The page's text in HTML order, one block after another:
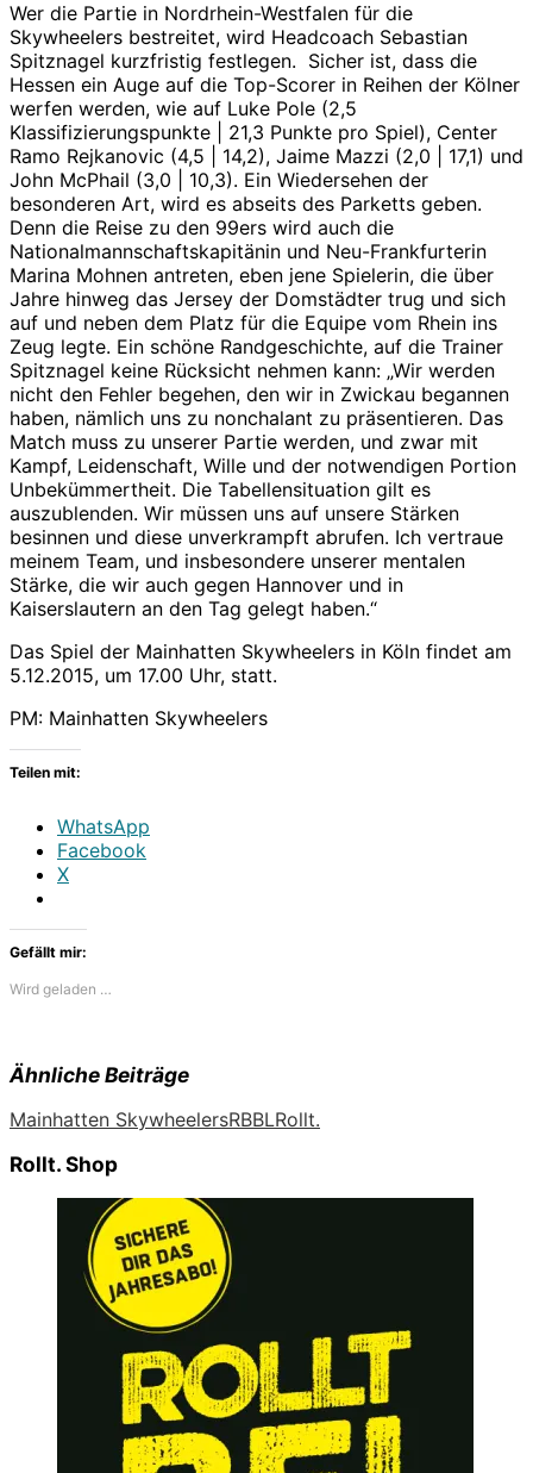
Wer die Partie in Nordrhein-Westfalen für die
Skywheelers bestreitet, wird Headcoach Sebastian
Spitznagel kurzfristig festlegen. Sicher ist, dass die
Hessen ein Auge auf die Top-Scorer in Reihen der Kölner
werfen werden, wie auf Luke Pole (2,5
Klassifizierungspunkte | 21,3 Punkte pro Spiel), Center
Ramo Rejkanovic (4,5 | 14,2), Jaime Mazzi (2,0 | 17,1) und
John McPhail (3,0 | 10,3). Ein Wiedersehen der
besonderen Art, wird es abseits des Parketts geben.
Denn die Reise zu den 99ers wird auch die
Nationalmannschaftskapitänin und Neu-Frankfurterin
Marina Mohnen antreten, eben jene Spielerin, die über
Jahre hinweg das Jersey der Domstädter trug und sich
auf und neben dem Platz für die Equipe vom Rhein ins
Zeug legte. Ein schöne Randgeschichte, auf die Trainer
Spitznagel keine Rücksicht nehmen kann: „Wir werden
nicht den Fehler begehen, den wir in Zwickau begannen
haben, nämlich uns zu nonchalant zu präsentieren. Das
Match muss zu unserer Partie werden, und zwar mit
Kampf, Leidenschaft, Wille und der notwendigen Portion
Unbekümmertheit. Die Tabellensituation gilt es
auszublenden. Wir müssen uns auf unsere Stärken
besinnen und diese unverkrampft abrufen. Ich vertraue
meinem Team, und insbesondere unserer mentalen
Stärke, die wir auch gegen Hannover und in
Kaiserslautern an den Tag gelegt haben.“
Das Spiel der Mainhatten Skywheelers in Köln findet am
5.12.2015, um 17.00 Uhr, statt.
PM: Mainhatten Skywheelers
Teilen mit:
WhatsApp
Facebook
X
Gefällt mir:
Wird geladen …
Ähnliche Beiträge
Mainhatten SkywheelersRBBLRollt.
Rollt. Shop